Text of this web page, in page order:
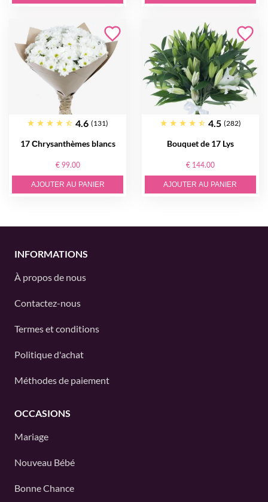
4.6 (131)
17 Сhrysanthèmes blancs
€ 99.00
AJOUTER AU PANIER
4.5 (282)
Bouquet de 17 Lys
€ 144.00
AJOUTER AU PANIER
INFORMATIONS
À propos de nous
Contactez-nous
Termes et conditions
Politique d'achat
Méthodes de paiement
OCCASIONS
Mariage
Nouveau Bébé
Bonne Chance